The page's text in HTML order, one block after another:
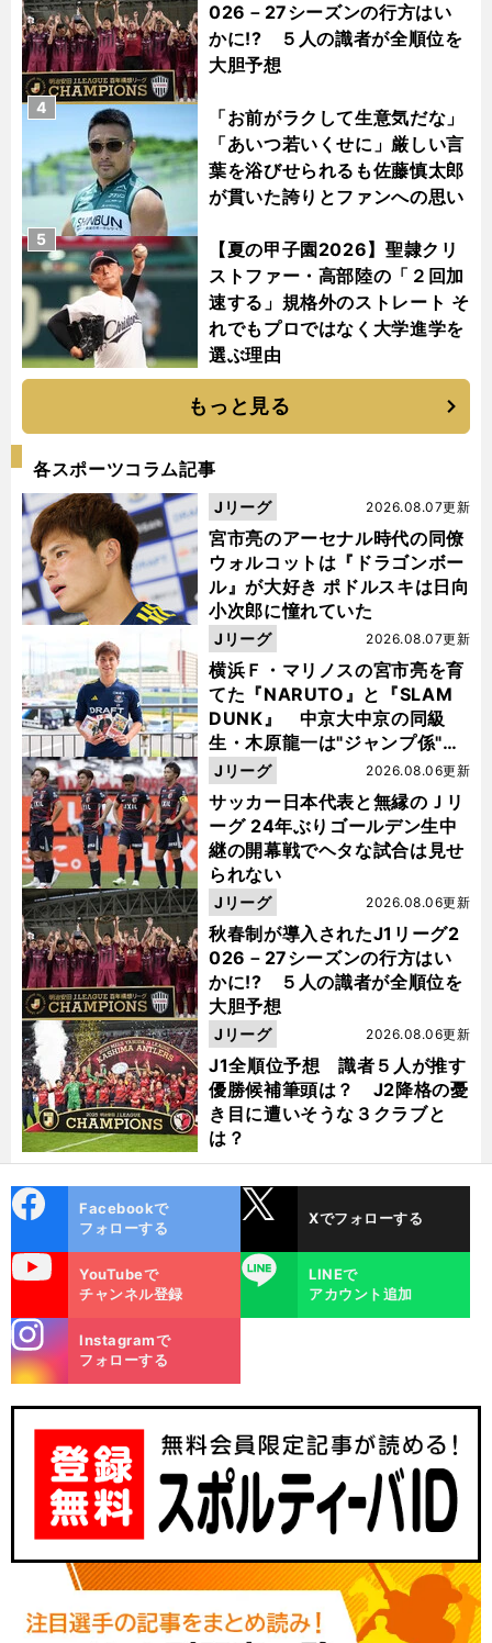
026－27シーズンの行方はい
かに!? ５人の識者が全順位を
大胆予想
「お前がラクして生意気だな」
「あいつ若いくせに」厳しい言
葉を浴びせられるも佐藤慎太郎
が貫いた誇りとファンへの思い
4
【夏の甲子園2026】聖隷クリ
ストファー・高部陸の「２回加
速する」規格外のストレート そ
れでもプロではなく大学進学を
選ぶ理由
5
もっと見る
各スポーツコラム記事
宮市亮のアーセナル時代の同僚
ウォルコットは『ドラゴンボー
ル』が大好き ポドルスキは日向
小次郎に憧れていた
2026.08.07更新
Jリーグ
横浜Ｆ・マリノスの宮市亮を育
てた『NARUTO』と『SLAM
DUNK』 中京大中京の同級
生・木原龍一は"ジャンプ係"だ
った
2026.08.07更新
Jリーグ
サッカー日本代表と無縁のＪリ
ーグ 24年ぶりゴールデン生中
継の開幕戦でヘタな試合は見せ
られない
2026.08.06更新
Jリーグ
秋春制が導入されたJ1リーグ2
026－27シーズンの行方はい
かに!? ５人の識者が全順位を
大胆予想
2026.08.06更新
Jリーグ
J1全順位予想 識者５人が推す
優勝候補筆頭は？ J2降格の憂
き目に遭いそうな３クラブと
は？
2026.08.06更新
Jリーグ
ok
Facebookで
フォローする
Xでフォローする
YouTubeで
チャンネル登録
LINE
LINEで
アカウント追加
m
Instagramで
フォローする